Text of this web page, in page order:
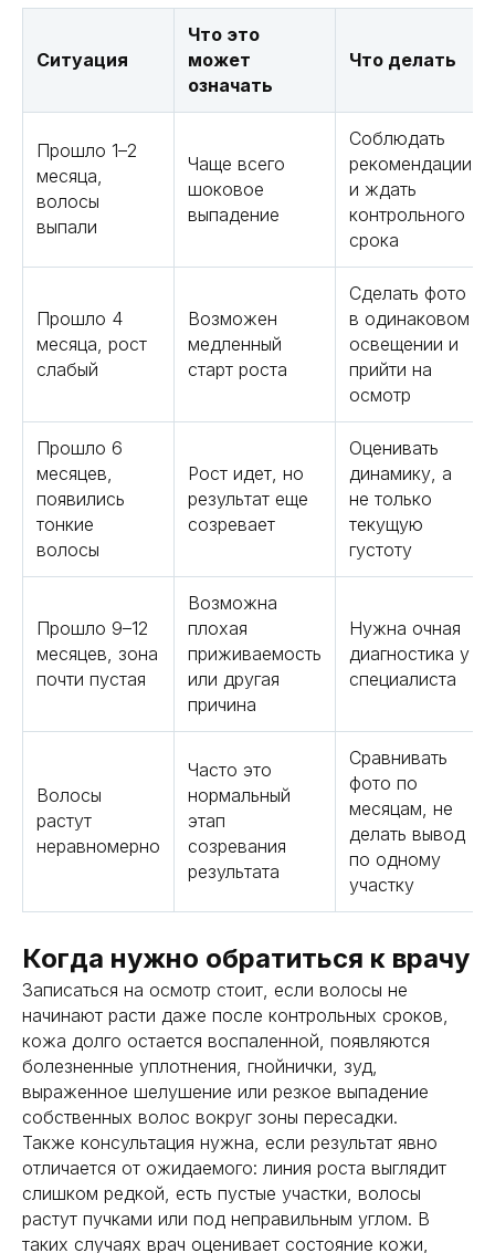
Ситуация
Что это
может
означать
Что делать
Прошло 1–2
месяца,
волосы
выпали
Чаще всего
шоковое
выпадение
Соблюдать
рекомендации
и ждать
контрольного
срока
Прошло 4
месяца, рост
слабый
Возможен
медленный
старт роста
Сделать фото
в одинаковом
освещении и
прийти на
осмотр
Прошло 6
месяцев,
появились
тонкие
волосы
Рост идет, но
результат еще
созревает
Оценивать
динамику, а
не только
текущую
густоту
Прошло 9–12
месяцев, зона
почти пустая
Возможна
плохая
приживаемость
или другая
причина
Нужна очная
диагностика у
специалиста
Волосы
растут
неравномерно
Часто это
нормальный
этап
созревания
результата
Сравнивать
фото по
месяцам, не
делать вывод
по одному
участку
Когда нужно обратиться к врачу
Записаться на осмотр стоит, если волосы не
начинают расти даже после контрольных сроков,
кожа долго остается воспаленной, появляются
болезненные уплотнения, гнойнички, зуд,
выраженное шелушение или резкое выпадение
собственных волос вокруг зоны пересадки.
Также консультация нужна, если результат явно
отличается от ожидаемого: линия роста выглядит
слишком редкой, есть пустые участки, волосы
растут пучками или под неправильным углом. В
таких случаях врач оценивает состояние кожи,